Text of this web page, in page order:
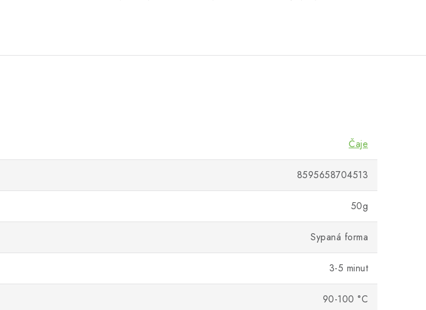
Čaje
8595658704513
50g
Sypaná forma
3-5 minut
90-100 °C